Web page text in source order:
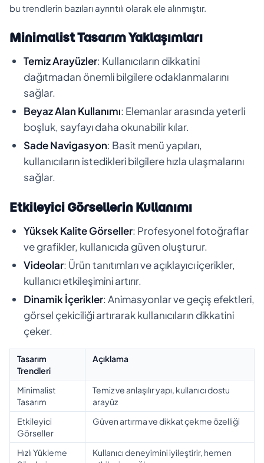
bu trendlerin bazıları ayrıntılı olarak ele alınmıştır.
Minimalist Tasarım Yaklaşımları
Temiz Arayüzler: Kullanıcıların dikkatini
dağıtmadan önemli bilgilere odaklanmalarını
sağlar.
Beyaz Alan Kullanımı: Elemanlar arasında yeterli
boşluk, sayfayı daha okunabilir kılar.
Sade Navigasyon: Basit menü yapıları,
kullanıcıların istedikleri bilgilere hızla ulaşmalarını
sağlar.
Etkileyici Görsellerin Kullanımı
Yüksek Kalite Görseller: Profesyonel fotoğraflar
ve grafikler, kullanıcıda güven oluşturur.
Videolar: Ürün tanıtımları ve açıklayıcı içerikler,
kullanıcı etkileşimini artırır.
Dinamik İçerikler: Animasyonlar ve geçiş efektleri,
görsel çekiciliği artırarak kullanıcıların dikkatini
çeker.
Tasarım
Trendleri
Açıklama
Minimalist
Tasarım
Temiz ve anlaşılır yapı, kullanıcı dostu
arayüz
Etkileyici
Görseller
Güven artırma ve dikkat çekme özelliği
Hızlı Yükleme
Kullanıcı deneyimini iyileştirir, hemen